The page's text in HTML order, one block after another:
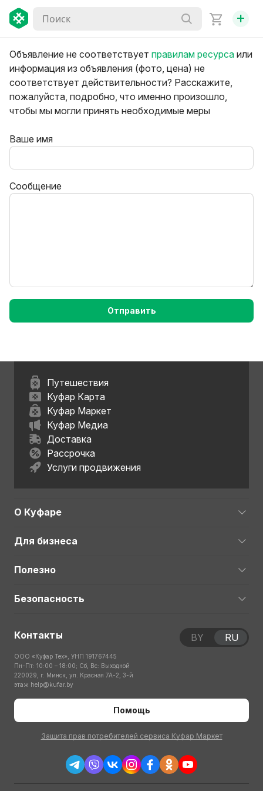
+
Объявление не соответствует правилам ресурса или
информация из объявления (фото, цена) не
соответствует действительности? Расскажите,
пожалуйста, подробно, что именно произошло,
чтобы мы могли принять необходимые меры
Ваше имя
Сообщение
Отправить
Путешествия
Куфар Карта
Куфар Маркет
Куфар Медиа
Доставка
Рассрочка
Услуги продвижения
О Куфаре
Для бизнеса
Полезно
Безопасность
Контакты
ООО «Куфар Тех», УНП 191767445
Пн-Пт: 10:00 – 18:00; Сб, Вс: Выходной
220029, г. Минск, ул. Красная 7А-2, 3-й
этаж help@kufar.by
Помощь
Защита прав потребителей сервиса Куфар Маркет
BY RU